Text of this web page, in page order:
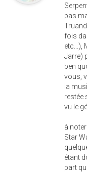
pas
fois
etc...),
Jarre)
ben
vous,
la
restée
vu le
à
Star
étant
part